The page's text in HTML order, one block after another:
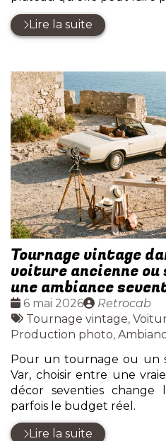
Lire la suite
Tournage vintage
voiture ancienne ou
une ambiance
Date
:
6 mai 2026
Publié
par
Retrocab
Tags
:
Tournage vintage,
Production photo,
Pour un tournage ou un
Var, choisir entre une
décor seventies change
parfois le budget réel.
Lire la suite